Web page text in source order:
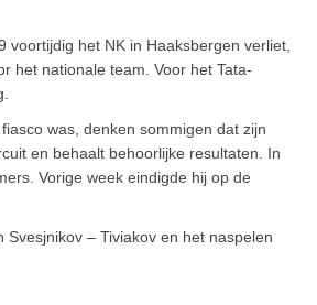
voortijdig het NK in Haaksbergen verliet,
het nationale team. Voor het Tata-
was, denken sommigen dat zijn
en behaalt behoorlijke resultaten. In
Vorige week eindigde hij op de
– Tiviakov en het naspelen